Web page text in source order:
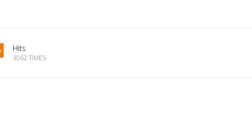
Hits
3062 TIMES